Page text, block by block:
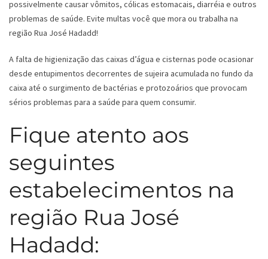
possivelmente causar vômitos, cólicas estomacais, diarréia e outros
problemas de saúde. Evite multas você que mora ou trabalha na
região Rua José Hadadd!
A falta de higienização das caixas d’água e cisternas pode ocasionar
desde entupimentos decorrentes de sujeira acumulada no fundo da
caixa até o surgimento de bactérias e protozoários que provocam
sérios problemas para a saúde para quem consumir.
Fique atento aos
seguintes
estabelecimentos na
região Rua José
Hadadd: